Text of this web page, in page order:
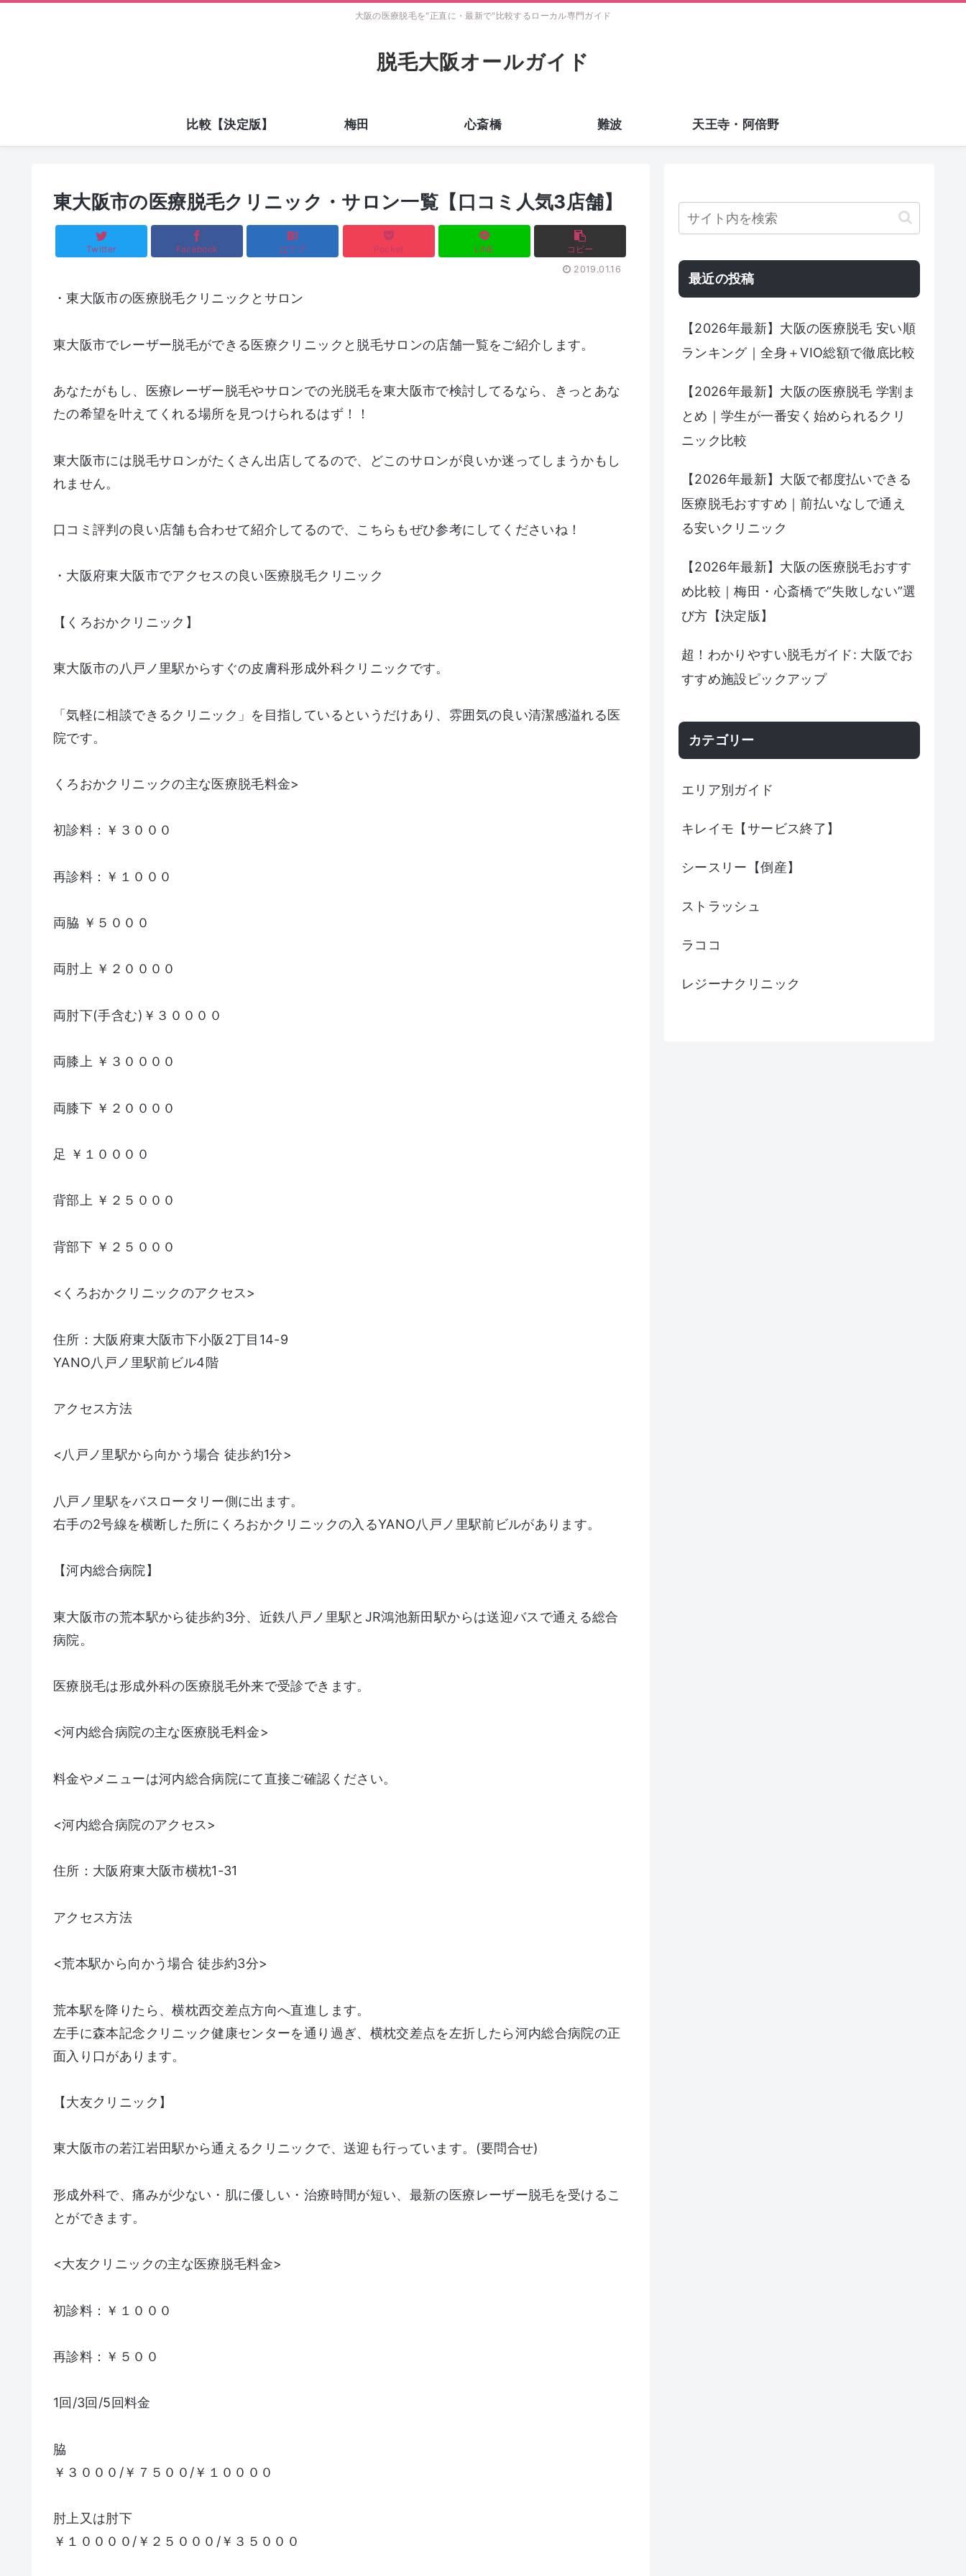
大阪の医療脱毛を"正直に・最新で"比較するローカル専門ガイド
脱毛大阪オールガイド
比較【決定版】 梅田 心斎橋 難波 天王寺・阿倍野
東大阪市の医療脱毛クリニック・サロン一覧【口コミ人気3店舗】
Twitter Facebook はてブ Pocket LINE
コピー
2019.01.16
・東大阪市の医療脱毛クリニックとサロン
東大阪市でレーザー脱毛ができる医療クリニックと脱毛サロンの店舗一覧をご紹介します。
あなたがもし、医療レーザー脱毛やサロンでの光脱毛を東大阪市で検討してるなら、きっとあな
たの希望を叶えてくれる場所を見つけられるはず！！
東大阪市には脱毛サロンがたくさん出店してるので、どこのサロンが良いか迷ってしまうかもし
れません。
口コミ評判の良い店舗も合わせて紹介してるので、こちらもぜひ参考にしてくださいね！
・大阪府東大阪市でアクセスの良い医療脱毛クリニック
【くろおかクリニック】
東大阪市の八戸ノ里駅からすぐの皮膚科形成外科クリニックです。
「気軽に相談できるクリニック」を目指しているというだけあり、雰囲気の良い清潔感溢れる医
院です。
くろおかクリニックの主な医療脱毛料金>
初診料：￥３０００
再診料：￥１０００
両脇 ￥５０００
両肘上 ￥２００００
両肘下(手含む)￥３００００
両膝上 ￥３００００
両膝下 ￥２００００
足 ￥１００００
背部上 ￥２５０００
背部下 ￥２５０００
<くろおかクリニックのアクセス>
住所：大阪府東大阪市下小阪2丁目14-9
YANO八戸ノ里駅前ビル4階
アクセス方法
<八戸ノ里駅から向かう場合 徒歩約1分>
八戸ノ里駅をバスロータリー側に出ます。
右手の2号線を横断した所にくろおかクリニックの入るYANO八戸ノ里駅前ビルがあります。
【河内総合病院】
東大阪市の荒本駅から徒歩約3分、近鉄八戸ノ里駅とJR鴻池新田駅からは送迎バスで通える総合
病院。
医療脱毛は形成外科の医療脱毛外来で受診できます。
<河内総合病院の主な医療脱毛料金>
料金やメニューは河内総合病院にて直接ご確認ください。
<河内総合病院のアクセス>
住所：大阪府東大阪市横枕1-31
アクセス方法
<荒本駅から向かう場合 徒歩約3分>
荒本駅を降りたら、横枕西交差点方向へ直進します。
左手に森本記念クリニック健康センターを通り過ぎ、横枕交差点を左折したら河内総合病院の正
面入り口があります。
【大友クリニック】
東大阪市の若江岩田駅から通えるクリニックで、送迎も行っています。(要問合せ)
形成外科で、痛みが少ない・肌に優しい・治療時間が短い、最新の医療レーザー脱毛を受けるこ
とができます。
<大友クリニックの主な医療脱毛料金>
初診料：￥１０００
再診料：￥５００
1回/3回/5回料金
脇
￥３０００/￥７５００/￥１００００
肘上又は肘下
￥１００００/￥２５０００/￥３５０００
最近の投稿
【2026年最新】大阪の医療脱毛 安い順
ランキング｜全身＋VIO総額で徹底比較
【2026年最新】大阪の医療脱毛 学割ま
とめ｜学生が一番安く始められるクリ
ニック比較
【2026年最新】大阪で都度払いできる
医療脱毛おすすめ｜前払いなしで通え
る安いクリニック
【2026年最新】大阪の医療脱毛おすす
め比較｜梅田・心斎橋で“失敗しない”選
び方【決定版】
超！わかりやすい脱毛ガイド: 大阪でお
すすめ施設ピックアップ
カテゴリー
エリア別ガイド
キレイモ【サービス終了】
シースリー【倒産】
ストラッシュ
ラココ
レジーナクリニック